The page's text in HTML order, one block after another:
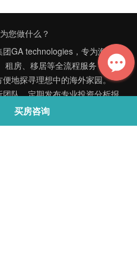
买房咨询
您做什么？
GA technologies，专为海外投
房、移居等全流程服务，打破语
地探寻理想中的海外家园。
队，定期发布专业投资分析报
资决策。
！